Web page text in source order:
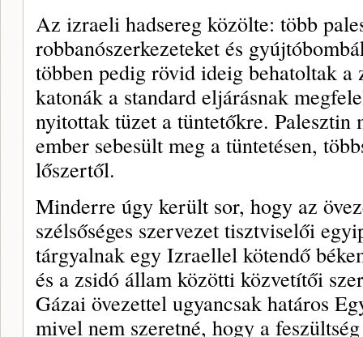
Az izraeli hadsereg közölte: több
robbanószerkezeteket és
többen pedig rövid ideig behatoltak
katonák a standard eljárásnak
nyitottak tüzet a tüntetőkre. Palesztin
ember sebesült meg a tüntetésen,
lőszertől.
Minderre úgy került sor, hogy az
szélsőséges szervezet tisztviselői
tárgyalnak egy Izraellel kötendő
és a zsidó állam közötti közvetítői
Gázai övezettel ugyancsak határos
mivel nem szeretné, hogy a